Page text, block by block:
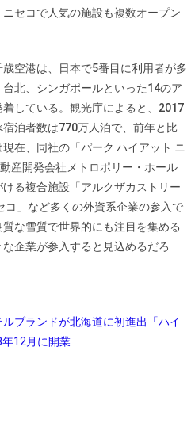
セコで人気の施設も複数オープン
空港は、日本で5番目に利用者が多
北、シンガポールといった14のア
している。観光庁によると、2017
泊者数は770万人泊で、前年と比
在、同社の「パーク ハイアット ニ
産開発会社メトロポリー・ホール
る複合施設「アルクザカストリー
コ」など多くの外資系企業の参入で
な雪質で世界的にも注目を集める
企業が参入すると見込めるだろ
ブランドが北海道に初進出「ハイ
12月に開業